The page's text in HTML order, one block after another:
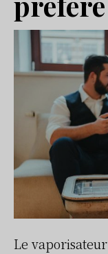
Le